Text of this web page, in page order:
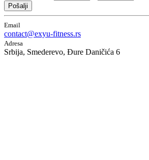
Pošalji
Email
contact@exyu-fitness.rs
Adresa
Srbija, Smederevo, Đure Daničića 6